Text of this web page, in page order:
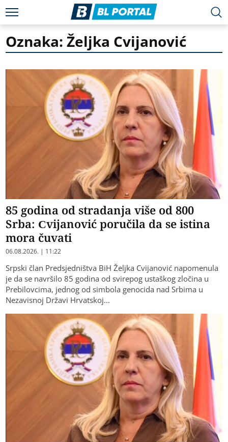
Oznaka: Željka Cvijanović
85 godina od stradanja više od 800
Srba: Cvijanović poručila da se istina
mora čuvati
06.08.2026. | 11:22
Srpski član Predsjedništva BiH Željka Cvijanović napomenula
je da se navršilo 85 godina od svirepog ustaškog zločina u
Prebilovcima, jednog od simbola genocida nad Srbima u
Nezavisnoj Državi Hrvatskoj…